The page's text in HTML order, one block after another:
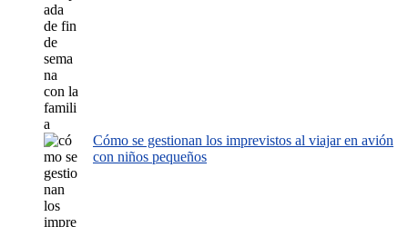
Cómo se gestionan los imprevistos al viajar en avión
con niños pequeños